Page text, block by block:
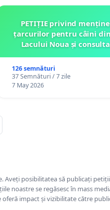
PETIȚIE privind
țarcurilor pentru câini
Lacului Noua și
126 semnături
37 Semnături / 7 zile
7 May 2026
Aveți posibilitatea să publicați
noastre se regăsesc în mass
impact și vizibilitate către